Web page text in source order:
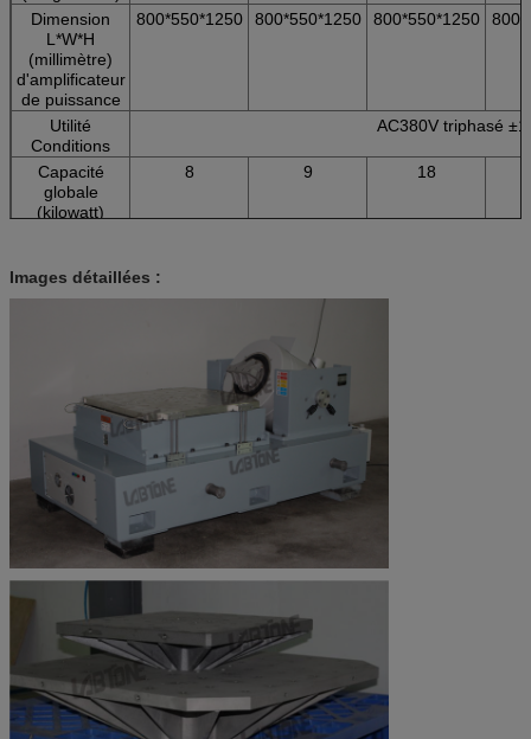
Dimension
L*W*H
(millimètre)
d'amplificateur
de puissance
800*550*1250 800*550*1250 800*550*1250
Utilité
Conditions
AC380V triphasé
Capacité
globale
(kilowatt)
8 9 18
Images détaillées :